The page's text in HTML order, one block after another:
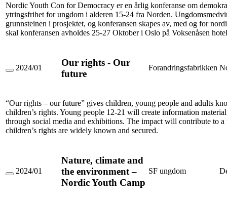
Nordic Youth Con for Democracy er en årlig konferanse om
ytringsfrihet for ungdom i alderen 15-24 fra Norden.
grunnsteinen i prosjektet, og konferansen skapes av, med og for
skal konferansen avholdes 25-27 Oktober i Oslo på Voksenåsen
Our
future
2024/01
Our rights - Our
future
Forandringsfabrikken
“Our rights – our future” gives children, young people and adults
children’s rights. Young people 12-21 will create information
through social media and exhibitions. The impact will contribute to a
children’s rights are widely known and secured.
Nature,
2024/01
Nature, climate and
the environment –
Nordic Youth Camp
SF ungdom